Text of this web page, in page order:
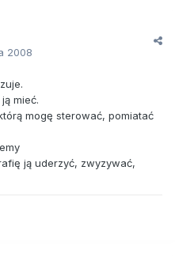
2008
mieć.
mogę sterować, pomiatać
ją uderzyć, zwyzywać,